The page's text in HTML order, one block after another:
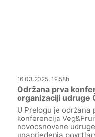
16.03.2025. 19:58h
Održana prva
organizaciji udruge
U Prelogu je održana
konferencija
novoosnovane
unaprjeđenja